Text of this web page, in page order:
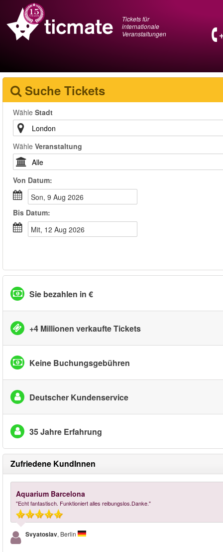
Tickets für
internationale
Veranstaltungen
Suche Tickets
Wähle Stadt
Wähle Veranstaltung
Von Datum:
Son, 9 Aug 2026
Bis Datum:
Mit, 12 Aug 2026
Sie bezahlen in €
+4 Millionen verkaufte Tickets
Keine Buchungsgebühren
Deutscher Kundenservice
35 Jahre Erfahrung
Zufriedene KundInnen
Aquarium Barcelona
"Echt fantastisch. Funktioniert alles reibungslos.Danke."
Svyatoslav, Berlin